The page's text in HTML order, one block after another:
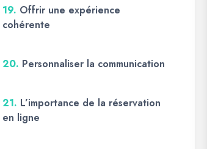
19. Offrir une expérience
cohérente
20. Personnaliser la communication
21. L’importance de la réservation
en ligne